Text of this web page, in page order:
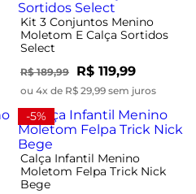
Kit 3 Conjuntos Menino
Moletom E Calça Sortidos
Select
R$ 189,99 R$ 119,99
ou 4x de R$ 29,99 sem juros
-5%
Calça Infantil Menino
Moletom Felpa Trick Nick
Bege